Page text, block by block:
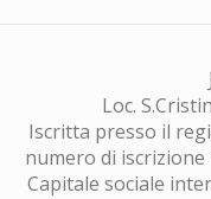
Loc.
Iscritta presso il
numero di iscrizione
Capitale sociale